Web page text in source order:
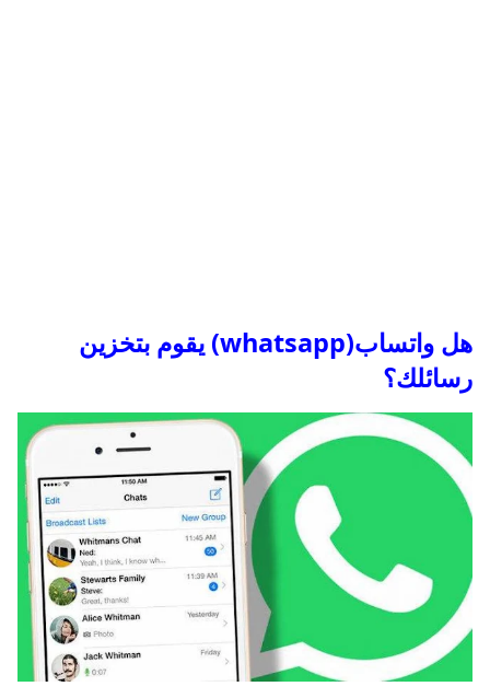
هل واتساب(whatsapp) يقوم بتخزين
رسائلك؟